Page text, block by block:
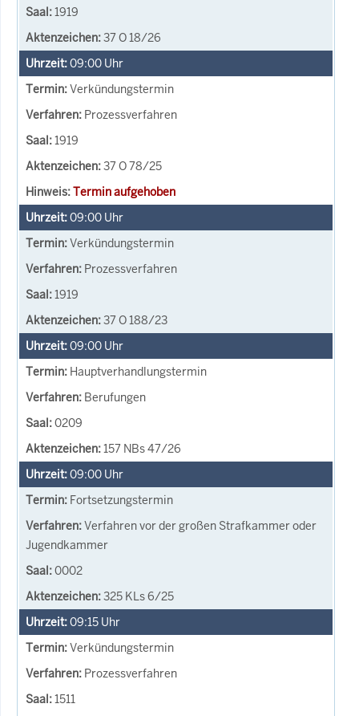
1919
37 O 18/26
09:00 Uhr
Verkündungstermin
Prozessverfahren
1919
37 O 78/25
Termin aufgehoben
09:00 Uhr
Verkündungstermin
Prozessverfahren
1919
37 O 188/23
09:00 Uhr
Hauptverhandlungstermin
Berufungen
0209
157 NBs 47/26
09:00 Uhr
Fortsetzungstermin
Verfahren vor der großen Strafkammer oder
Jugendkammer
0002
325 KLs 6/25
09:15 Uhr
Verkündungstermin
Prozessverfahren
1511